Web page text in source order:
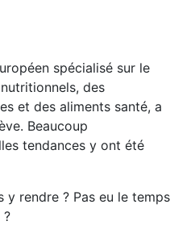
spécialisé sur le
des
et des aliments santé, a
Beaucoup
tendances y ont été
y rendre ? Pas eu le temps
?